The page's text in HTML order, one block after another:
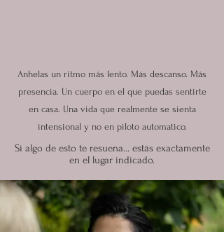
Anhelas un ritmo más lento. Más descanso. Más
presencia. Un cuerpo en el que puedas sentirte
en casa. Una vida que realmente se sienta
intensional y no en piloto automatico.
Si algo de esto te resuena... estás exactamente
en el lugar indicado.